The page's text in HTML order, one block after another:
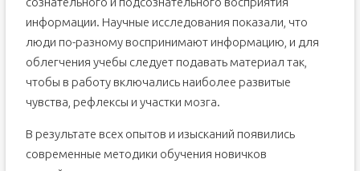
информации. Научные исследования показали, что
люди по-разному воспринимают информацию, и для
облегчения учебы следует подавать материал так,
чтобы в работу включались наиболее развитые
чувства, рефлексы и участки мозга.
В результате всех опытов и изысканий появились
современные методики обучения новичков